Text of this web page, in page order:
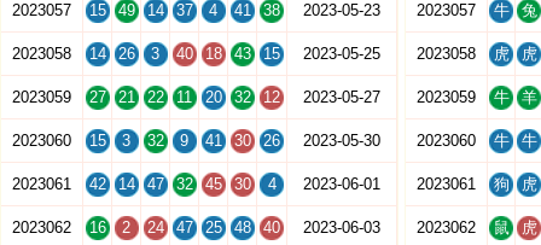
2023057 15 49 14 37 4 41 38 2023-05-23
2023058 14 26 3 40 18 43 15 2023-05-25
2023059 27 21 22 11 20 32 12 2023-05-27
2023060 15 3 32 9 41 30 26 2023-05-30
2023061 42 14 47 32 45 30 4 2023-06-01
2023062 16 2 24 47 25 48 40 2023-06-03
2023057 牛 兔
2023058 虎 虎
2023059 牛 羊
2023060 牛 牛
2023061 狗 虎
2023062 鼠 虎